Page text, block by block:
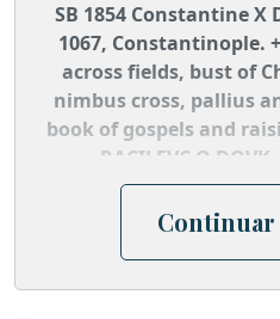
SB 1854 Constantine X
1067, Constantinople.
across fields, bust of
nimbus cross, pallius
book of gospels and
RACILEVC O
Constantine X facing,
cross in right hand,
Continuar